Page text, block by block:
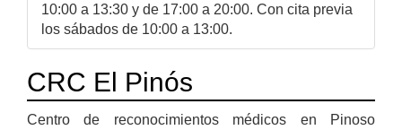
10:00 a 13:30 y de 17:00 a 20:00. Con cita previa
los sábados de 10:00 a 13:00.
CRC El Pinós
Centro de reconocimientos médicos en Pinoso